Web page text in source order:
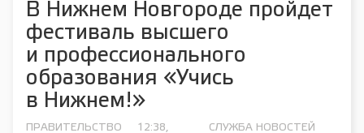
В Нижнем Новгороде пройдет
фестиваль высшего
и профессионального
образования «Учись
в Нижнем!»
ПРАВИТЕЛЬСТВО
12:38,
СЛУЖБА НОВОСТЕЙ